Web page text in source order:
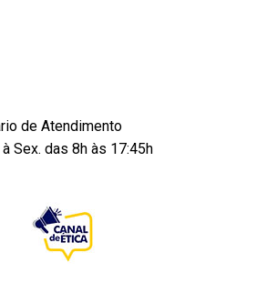
de Atendimento
à Sex. das 8h às 17:45h